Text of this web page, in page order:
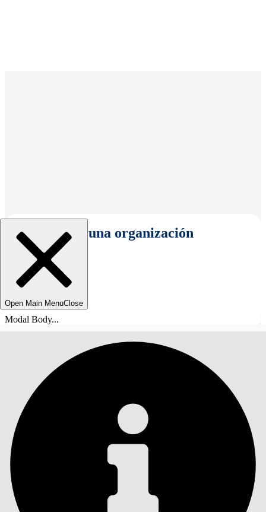
Seleccionar una organización
Open Main MenuClose
Modal Body...
ÍNDICE DE MATERIAS